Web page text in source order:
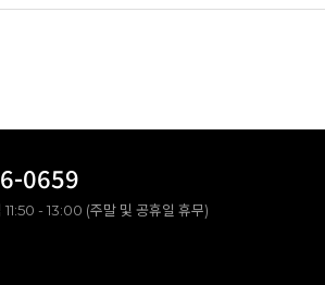
0659
- 13:00 (주말 및 공휴일 휴무)